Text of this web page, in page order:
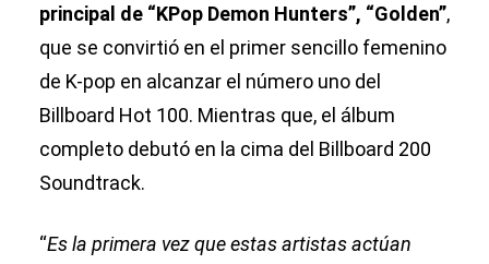
principal de “KPop Demon Hunters”, “Golden”,
que se convirtió en el primer sencillo femenino
de K-pop en alcanzar el número uno del
Billboard Hot 100. Mientras que, el álbum
completo debutó en la cima del Billboard 200
Soundtrack.
“Es la primera vez que estas artistas actúan